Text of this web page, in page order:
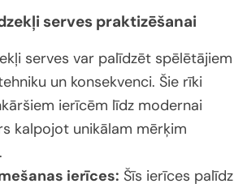
serves praktizēšanai
serves var palīdzēt spēlētājiem
un konsekvenci. Šie rīki
ierīcēm līdz modernai
kalpojot unikālam mērķim
ierīces: Šīs ierīces palīdz